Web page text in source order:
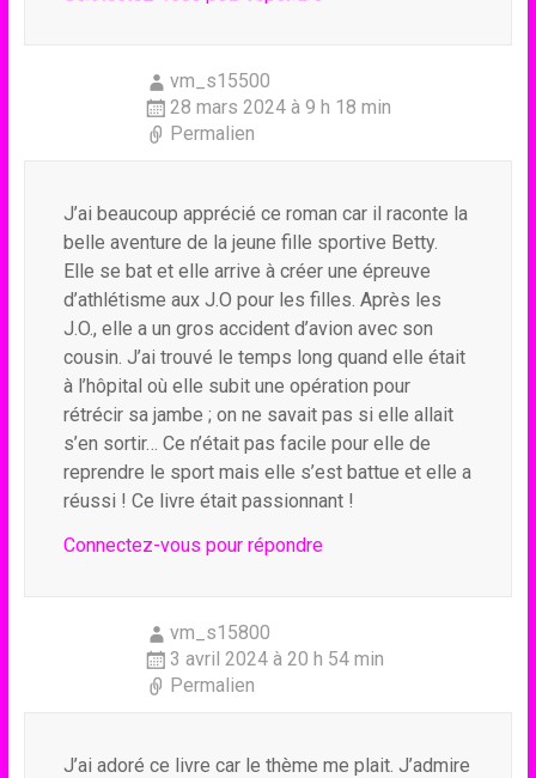
vm_s15500
28 mars 2024 à 9 h 18 min
Permalien
J’ai beaucoup apprécié ce roman car il raconte la
belle aventure de la jeune fille sportive Betty.
Elle se bat et elle arrive à créer une épreuve
d’athlétisme aux J.O pour les filles. Après les
J.O., elle a un gros accident d’avion avec son
cousin. J’ai trouvé le temps long quand elle était
à l’hôpital où elle subit une opération pour
rétrécir sa jambe ; on ne savait pas si elle allait
s’en sortir… Ce n’était pas facile pour elle de
reprendre le sport mais elle s’est battue et elle a
réussi ! Ce livre était passionnant !
Connectez-vous pour répondre
vm_s15800
3 avril 2024 à 20 h 54 min
Permalien
J’ai adoré ce livre car le thème me plait. J’admire